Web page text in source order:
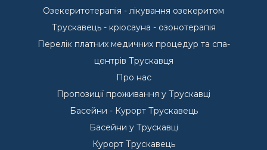
Озекеритотерапія - лікування озекеритом
Трускавець - кріосауна - озонотерапія
Перелік платних медичних процедур та спа-
центрів Трускавця
Про нас
Пропозиції проживання у Трускавці
Басейни - Курорт Трускавець
Басейни у Трускавці
Курорт Трускавець